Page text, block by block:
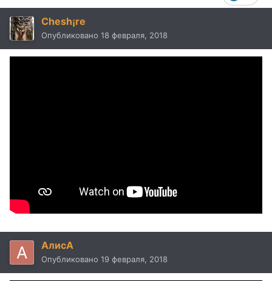
Chesh¡re
Опубликовано 18 февраля, 2018
AлисA
Опубликовано 19 февраля, 2018